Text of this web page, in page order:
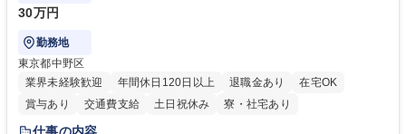
30万円
勤務地
東京都中野区
業界未経験歓迎
年間休日120日以上 退職金あり
在宅OK
賞与あり
交通費支給 土日祝休み 寮・社宅あり